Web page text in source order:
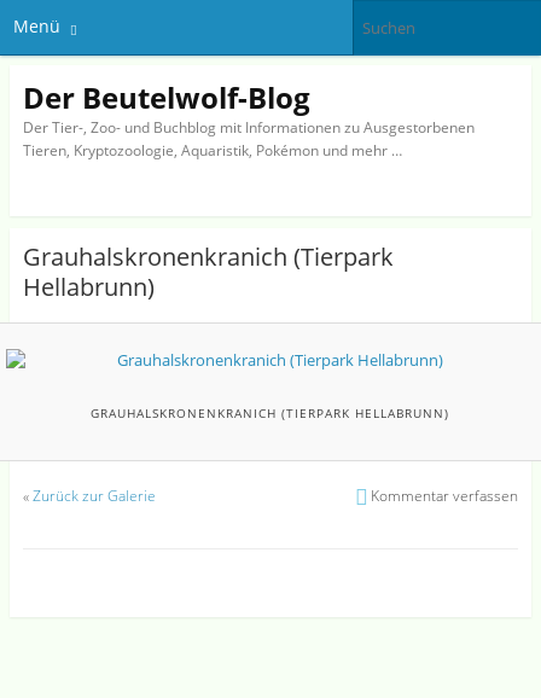
Menü
Der Beutelwolf-Blog
Der Tier-, Zoo- und Buchblog mit Informationen zu Ausgestorbenen
Tieren, Kryptozoologie, Aquaristik, Pokémon und mehr …
Grauhalskronenkranich (Tierpark
Hellabrunn)
GRAUHALSKRONENKRANICH (TIERPARK HELLABRUNN)
«Zurück zur Galerie Kommentar verfassen